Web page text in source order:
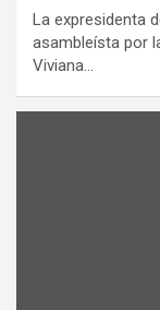
La expresidenta
asambleísta por
Viviana…